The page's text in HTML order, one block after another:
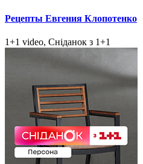
Рецепты Евгения Клопотенко
1+1 video, Сніданок з 1+1